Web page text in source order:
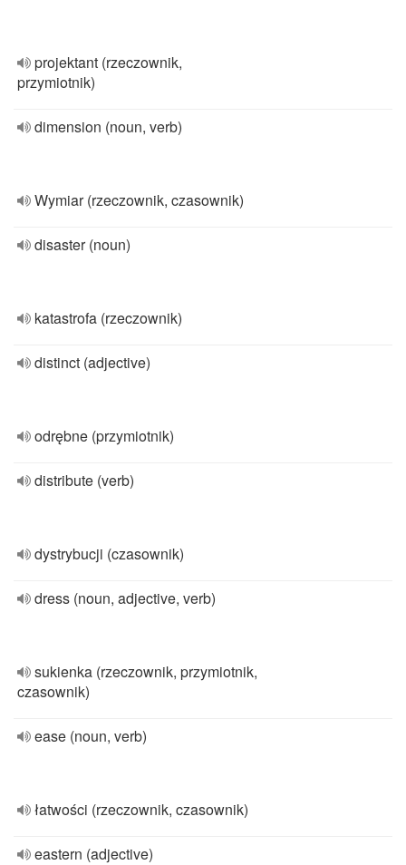
projektant (rzeczownik,
przymiotnik)
dimension (noun, verb)
Wymiar (rzeczownik, czasownik)
disaster (noun)
katastrofa (rzeczownik)
distinct (adjective)
odrębne (przymiotnik)
distribute (verb)
dystrybucji (czasownik)
dress (noun, adjective, verb)
sukienka (rzeczownik, przymiotnik,
czasownik)
ease (noun, verb)
łatwości (rzeczownik, czasownik)
eastern (adjective)